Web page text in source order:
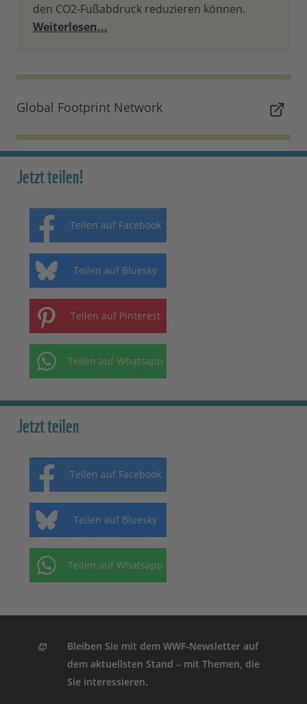
den CO2-Fußabdruck reduzieren können.
Weiterlesen...
Global Footprint Network
Jetzt teilen!
Teilen auf Facebook
Teilen auf Bluesky
Teilen auf Pinterest
Teilen auf Whatsapp
Jetzt teilen
Teilen auf Facebook
Teilen auf Bluesky
Teilen auf Whatsapp
Bleiben Sie mit dem WWF-Newsletter auf
dem aktuellsten Stand – mit Themen, die
Sie interessieren.